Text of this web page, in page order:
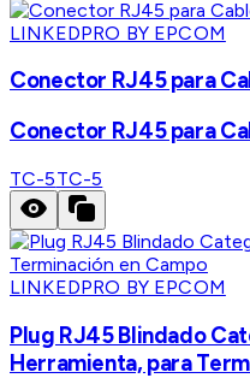
LINKEDPRO BY EPCOM
Conector RJ45 para
Conector RJ45 para
TC-5TC-5
LINKEDPRO BY EPCOM
Plug RJ45 Blindado
Herramienta, para